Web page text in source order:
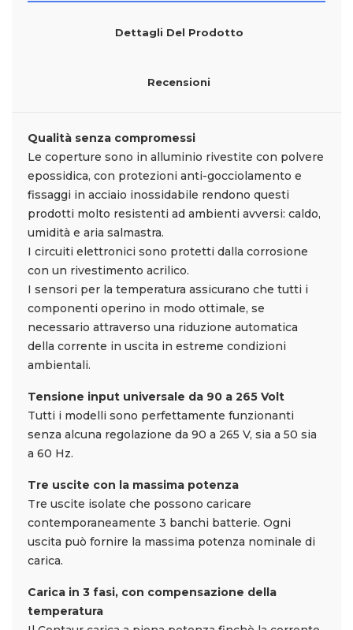
Dettagli Del Prodotto
Recensioni
Qualità senza compromessi
Le coperture sono in alluminio rivestite con polvere
epossidica, con protezioni anti-gocciolamento e
fissaggi in acciaio inossidabile rendono questi
prodotti molto resistenti ad ambienti avversi: caldo,
umidità e aria salmastra.
I circuiti elettronici sono protetti dalla corrosione
con un rivestimento acrilico.
I sensori per la temperatura assicurano che tutti i
componenti operino in modo ottimale, se
necessario attraverso una riduzione automatica
della corrente in uscita in estreme condizioni
ambientali.
Tensione input universale da 90 a 265 Volt
Tutti i modelli sono perfettamente funzionanti
senza alcuna regolazione da 90 a 265 V, sia a 50 sia
a 60 Hz.
Tre uscite con la massima potenza
Tre uscite isolate che possono caricare
contemporaneamente 3 banchi batterie. Ogni
uscita può fornire la massima potenza nominale di
carica.
Carica in 3 fasi, con compensazione della
temperatura